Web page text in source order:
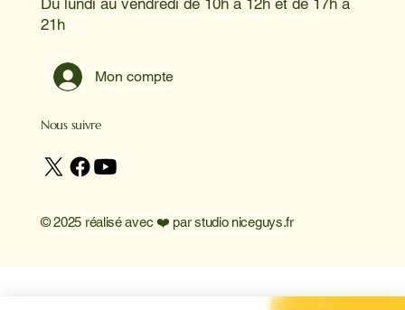
Du lundi au vendredi de 10h à 12h et de 17h à
21h
Mon compte
Nous suivre
© 2025 réalisé avec ❤️ parstudio niceguys.fr